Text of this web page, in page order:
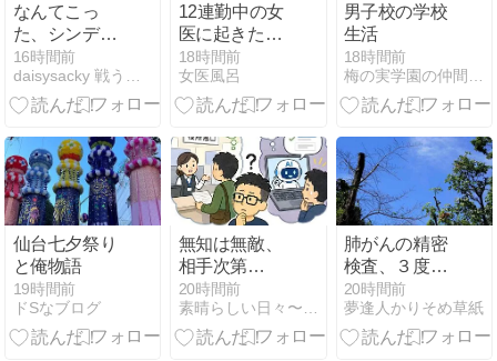
なんてこっ
た、シンデレ
ラ？第3章 初
めてのデー
ト…６
16時間前
daisysacky 戦う骨無し女
12連勤中の女
医に起きた体
の変化
18時間前
女医風呂
男子校の学校
生活
18時間前
梅の実学園の仲間たち
仙台七夕祭り
と俺物語
19時間前
ドSなブログ
無知は無敵、
相手次第…
20時間前
素晴らしい日々〜Splendid days
肺がんの精密
検査、３度目
の１泊２日検
査入院を終え
て・・。
20時間前
夢逢人かりそめ草紙